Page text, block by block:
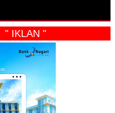
" IKLAN "